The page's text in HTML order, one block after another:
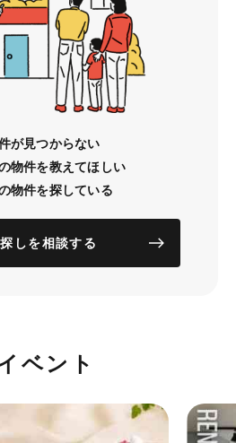
が見つからない
物件を教えてほしい
物件を探している
しを相談する
ベント